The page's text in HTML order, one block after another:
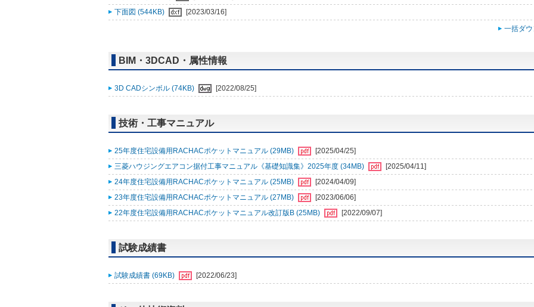
下面図 (544KB)
[2023/03/16]
一括ダ
BIM・3DCAD・属性情報
3D CADシンボル (74KB) [2022/08/25]
技術・工事マニュアル
25年度住宅設備用RACHACポケットマニュアル (29MB)
[2025/04/25]
三菱ハウジングエアコン据付工事マニュアル《基礎知識集》2025年度 (34MB)
[2025/04/11]
24年度住宅設備用RACHACポケットマニュアル (25MB)
[2024/04/09]
23年度住宅設備用RACHACポケットマニュアル (27MB)
[2023/06/06]
22年度住宅設備用RACHACポケットマニュアル改訂版B (25MB)
[2022/09/07]
試験成績書
試験成績書 (69KB) [2022/06/23]